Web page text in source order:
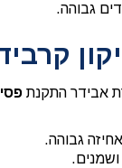
גבוהה.
אבידר התקנת
גבוהה.